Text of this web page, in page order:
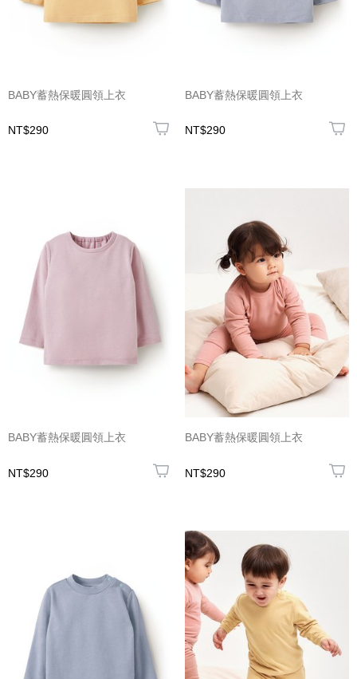
BABY蓄熱保暖圓領上衣
NT$290
BABY蓄熱保暖圓領上衣
NT$290
BABY蓄熱保暖圓領上衣
NT$290
BABY蓄熱保暖圓領上衣
NT$290